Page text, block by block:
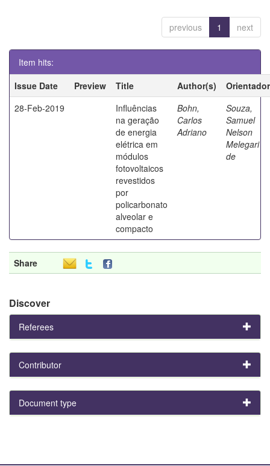
previous 1 next
Item hits:
Issue Date
Preview Title Author(s)
Orientador
28-Feb-2019
Influências
na geração
de energia
elétrica em
módulos
fotovoltaicos
revestidos
por
policarbonato
alveolar e
compacto
Bohn,
Carlos
Adriano
Souza,
Samuel
Nelson
Melegari
de
Share
Discover
Referees
Contributor
Document type